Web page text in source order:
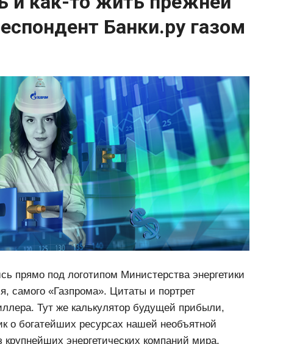
Банки.ру газом
прямо под логотипом Министерства энергетики
самого «Газпрома». Цитаты и портрет
Тут же калькулятор будущей прибыли,
о богатейших ресурсах нашей необъятной
энергетических компаний мира.